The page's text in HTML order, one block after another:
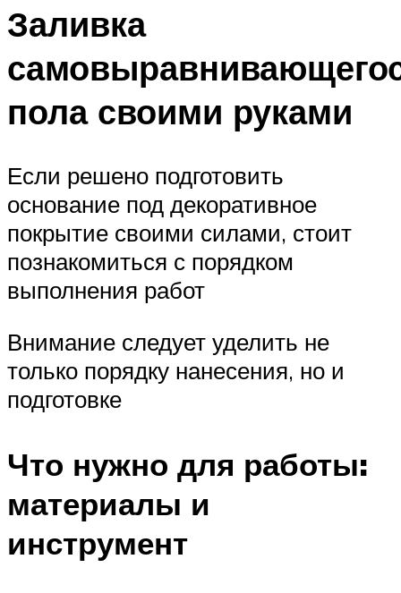
Заливка
пола своими руками
Если решено подготовить
основание под декоративное
покрытие своими силами, стоит
познакомиться с порядком
выполнения работ
Внимание следует уделить не
только порядку нанесения, но и
подготовке
Что нужно для работы:
материалы и
инструмент